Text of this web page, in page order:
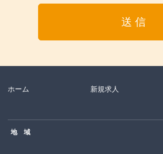
ホーム 新規求人
地 域